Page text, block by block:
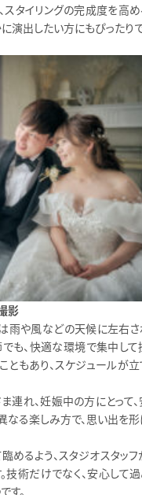
スタイリングの完成度を高
演出したい方にもぴったりで
影
雨や風などの天候に左右
も、快適な環境で集中し
ともあり、スケジュールが
連れ、妊娠中の方にとって
なる楽しみ方で、思い出を
めるよう、スタジオスタッ
技術だけでなく、安心して
す。